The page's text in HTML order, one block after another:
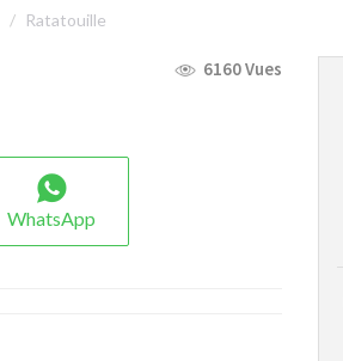
Ratatouille
6160 Vues
WhatsApp